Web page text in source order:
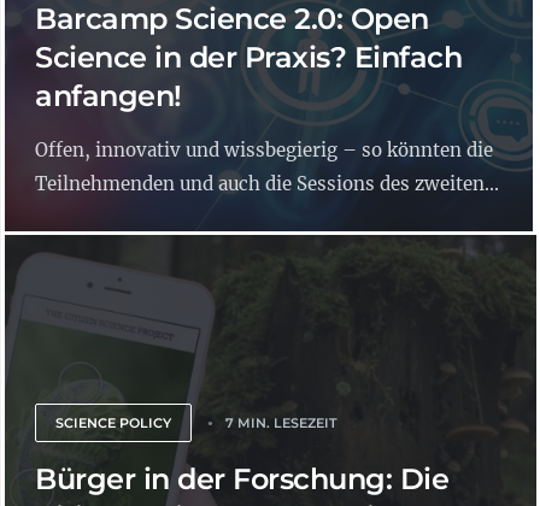
Barcamp Science 2.0: Open
Science in der Praxis? Einfach
anfangen!
Offen, innovativ und wissbegierig – so könnten die
Teilnehmenden und auch die Sessions des zweiten...
SCIENCE POLICY 7 MIN. LESEZEIT
Bürger in der Forschung: Die